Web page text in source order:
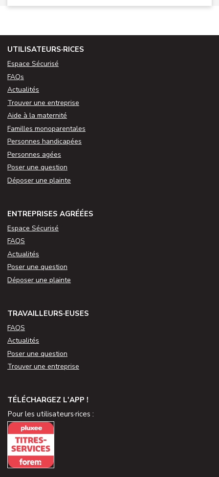
UTILISATEURS·RICES
Espace Sécurisé
FAQs
Actualités
Trouver une entreprise
Aide à la maternité
Familles monoparentales
Personnes handicapées
Personnes agées
Poser une question
Déposer une plainte
ENTREPRISES AGRÉÉES
Espace Sécurisé
FAQS
Actualités
Poser une question
Déposer une plainte
TRAVAILLEURS·EUSES
FAQS
Actualités
Poser une question
Trouver une entreprise
TÉLÉCHARGEZ L'APP !
Pour les utilisateurs·rices :